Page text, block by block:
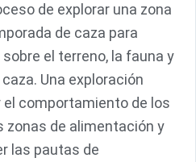
de explorar una zona
de caza para
el terreno, la fauna y
Una exploración
comportamiento de los
zonas de alimentación y
las pautas de